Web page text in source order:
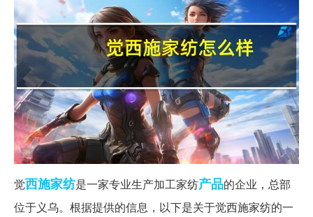
觉西施家纺是一家专业生产加工家纺产品的企业，总部
位于义乌。根据提供的信息，以下是关于觉西施家纺的一